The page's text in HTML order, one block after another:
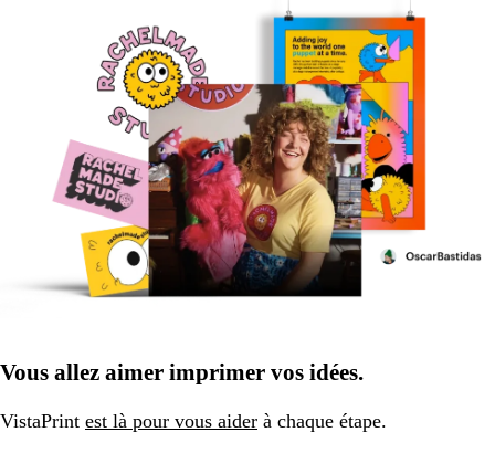
Vous allez aimer imprimer vos idées.
VistaPrint est là pour vous aider à chaque étape.